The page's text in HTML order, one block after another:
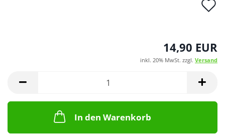
14,90 EUR
inkl. 20% MwSt. zzgl. Versand
In den Warenkorb